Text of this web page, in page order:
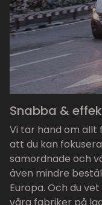
Snabba &
Vi tar hand om allt
att du kan
samordnade och
även mindre
Europa. Och du